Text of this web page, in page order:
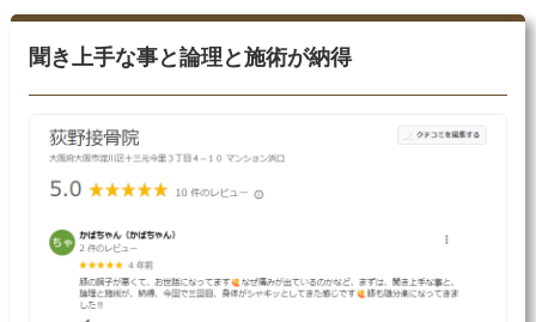
聞き上手な事と論理と施術が納得